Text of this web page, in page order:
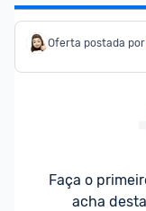
Oferta postada por
Faça o
acha